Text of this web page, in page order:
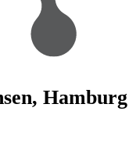
Hamburg